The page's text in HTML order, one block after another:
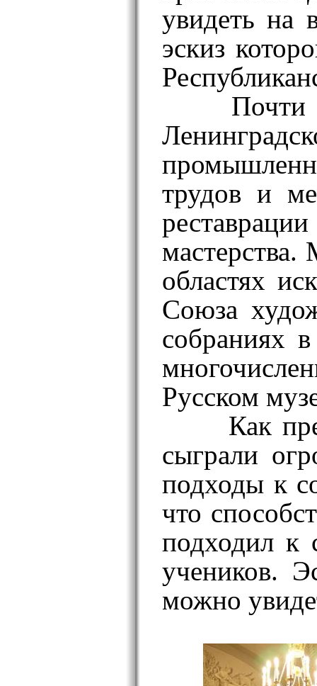
увидеть на
эскиз
Почти
трудов и
областях
Союза
собраниях
Русском
Как
сыграли
подходы к
что
подходил к
учеников.
можно